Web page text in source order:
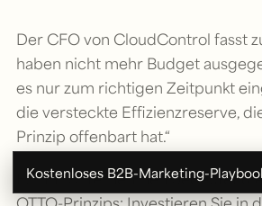
Der CFO von CloudControl fasst
haben nicht mehr Budget
es nur zum richtigen Zeitpunkt
die versteckte Effizienzreserve,
Prinzip offenbart hat.“
Für Ihr Unternehmen bedeutet
Kostenloses B2B-Marketing-